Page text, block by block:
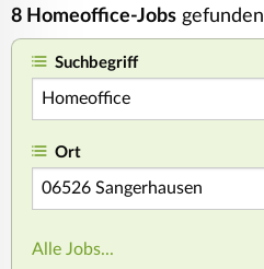
8 Homeoffice-Jobs gefunden
Suchbegriff
Ort
Alle Jobs...